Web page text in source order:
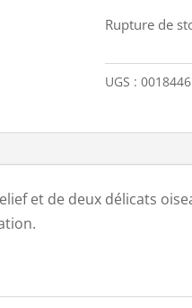
Rupture de
UGS : 0018446
et de deux délicats